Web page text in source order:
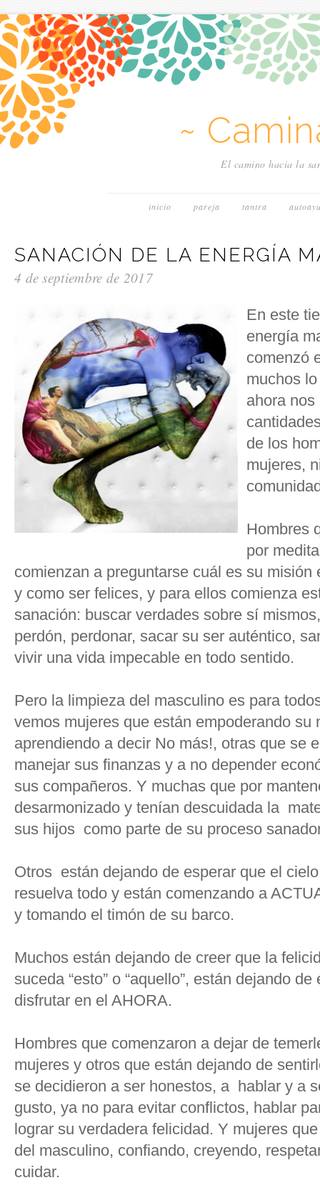
~
El camino hacia la
inicio pareja tantra
SANACIÓN DE LA ENERGÍA
4 de septiembre de 2017
En este
energía
comenzó
muchos
ahora nos
de los
mujeres,
Hombres
por
comienzan a preguntarse cuál es su
y como ser felices, y para ellos comienza
sanación: buscar verdades sobre sí
perdón, perdonar, sacar su ser auténtico,
vivir una vida impecable en todo sentido.
Pero la limpieza del masculino es para
vemos mujeres que están empoderando
aprendiendo a decir No más!, otras que se
manejar sus finanzas y a no depender
sus compañeros. Y muchas que por
desarmonizado y tenían descuidada la
sus hijos como parte de su proceso
Otros están dejando de esperar que el
resuelva todo y están comenzando a
y tomando el timón de su barco.
Muchos están dejando de creer que la
suceda “esto” o “aquello”, están dejando
disfrutar en el AHORA.
Hombres que comenzaron a dejar de
mujeres y otros que están dejando de
se decidieron a ser honestos, a hablar y a
gusto, ya no para evitar conflictos, hablar
lograr su verdadera felicidad. Y mujeres
del masculino, confiando, creyendo,
cuidar.